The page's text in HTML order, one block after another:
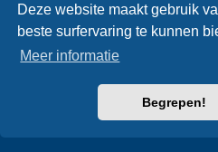
Deze website maakt gebruik
beste surfervaring te kunnen
Meer informatie
Begrepen!